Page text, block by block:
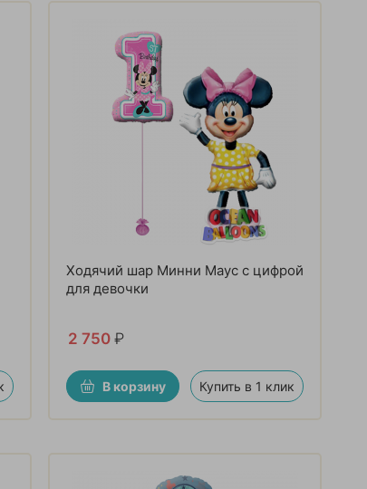
Ходячий шар Минни Маус с цифрой
для девочки
2 750 ₽
В корзину Купить в 1 клик